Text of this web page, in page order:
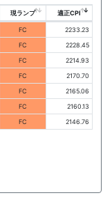
現ランプ 適正CPI
FC
2233.23
FC
2228.45
FC
2214.93
FC
2170.70
FC
2165.06
FC
2160.13
FC 2146.76